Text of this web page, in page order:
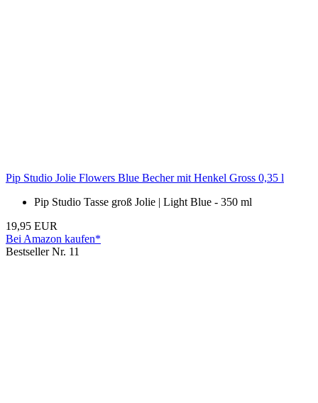
Pip Studio Jolie Flowers Blue Becher mit Henkel Gross 0,35 l
Pip Studio Tasse groß Jolie | Light Blue - 350 ml
19,95 EUR
Bei Amazon kaufen*
Bestseller Nr. 11